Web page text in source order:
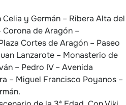
y Germán – Ribera Alta del
de Aragón –
Cortes de Aragón – Paseo
Lanzarote – Monasterio de
– Pedro IV – Avenida
– Miguel Francisco Poyanos –